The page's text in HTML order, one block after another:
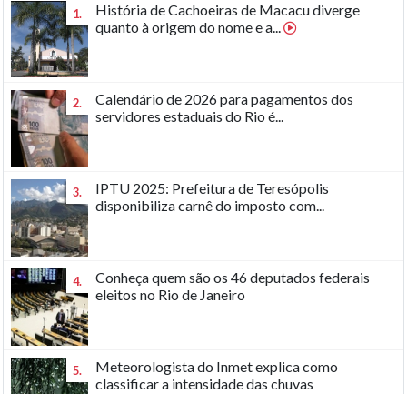
1.
História de Cachoeiras de Macacu diverge
quanto à origem do nome e a...
2.
Calendário de 2026 para pagamentos dos
servidores estaduais do Rio é...
3.
IPTU 2025: Prefeitura de Teresópolis
disponibiliza carnê do imposto com...
4.
Conheça quem são os 46 deputados federais
eleitos no Rio de Janeiro
5.
Meteorologista do Inmet explica como
classificar a intensidade das chuvas